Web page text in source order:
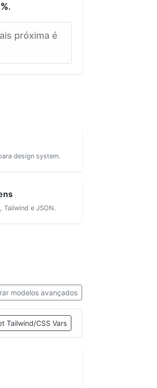
.
próxima é
design system.
Tailwind e JSON.
modelos avançados
Tailwind/CSS Vars